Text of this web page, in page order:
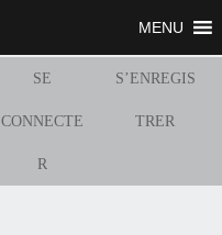
S’ENREGIS
TRER
SE
CONNECTE
R
MENU